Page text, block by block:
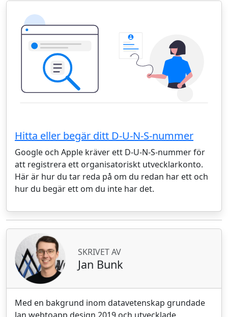
Hitta eller begär ditt D-U-N-S-nummer
Google och Apple kräver ett D-U-N-S-nummer för
att registrera ett organisatoriskt utvecklarkonto.
Här är hur du tar reda på om du redan har ett och
hur du begär ett om du inte har det.
SKRIVET AV
Jan Bunk
Med en bakgrund inom datavetenskap grundade